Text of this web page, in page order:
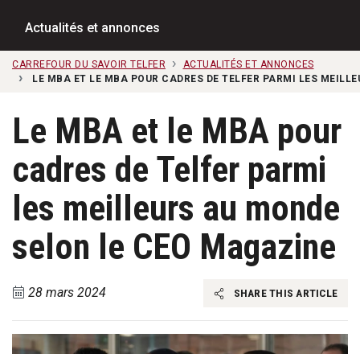
Actualités et annonces
CARREFOUR DU SAVOIR TELFER
ACTUALITÉS ET ANNONCES
LE MBA ET LE MBA POUR CADRES DE TELFER PARMI LES
Le MBA et le MBA pour
cadres de Telfer parmi
les meilleurs au monde
selon le CEO Magazine
28 mars 2024 SHARE THIS ARTICLE